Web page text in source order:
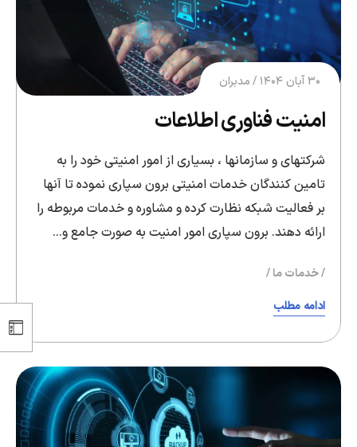
۳۰ آبان ۱۴۰۴ مدبران
امنیت فناوری اطلاعات
شرکتهای و سازمانها ، بسیاری از امور امنیتی خود را به
تامین کنندگان خدمات امنیتی برون سپاری نموده تا آنها
بر فعالیت شبکه نظارت کرده و مشاوره و خدمات مربوطه را
ارائه دهند. برون سپاری امور امنیت به صورت جامع و…
خدمات ما
ادامه مطلب